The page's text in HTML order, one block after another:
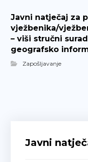
Javni natječaj za
vježbenika/
– viši stručni
geografsko
Zapošljavanje
Javni